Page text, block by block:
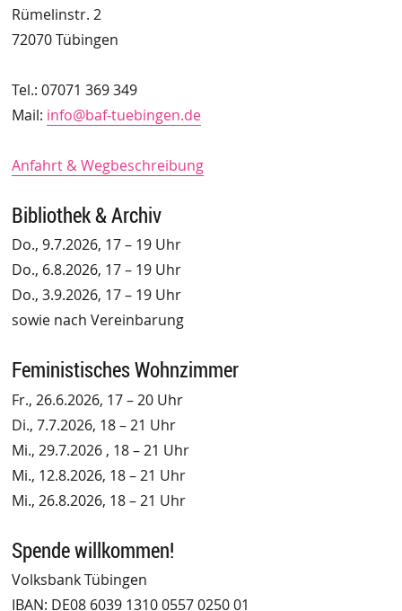
Rümelinstr. 2
72070 Tübingen
Tel.: 07071 369 349
Mail: info@baf-tuebingen.de
Anfahrt & Wegbeschreibung
Bibliothek & Archiv
Do., 9.7.2026, 17 – 19 Uhr
Do., 6.8.2026, 17 – 19 Uhr
Do., 3.9.2026, 17 – 19 Uhr
sowie nach Vereinbarung
Feministisches Wohnzimmer
Fr., 26.6.2026, 17 – 20 Uhr
Di., 7.7.2026, 18 – 21 Uhr
Mi., 29.7.2026 , 18 – 21 Uhr
Mi., 12.8.2026, 18 – 21 Uhr
Mi., 26.8.2026, 18 – 21 Uhr
Spende willkommen!
Volksbank Tübingen
IBAN: DE08 6039 1310 0557 0250 01